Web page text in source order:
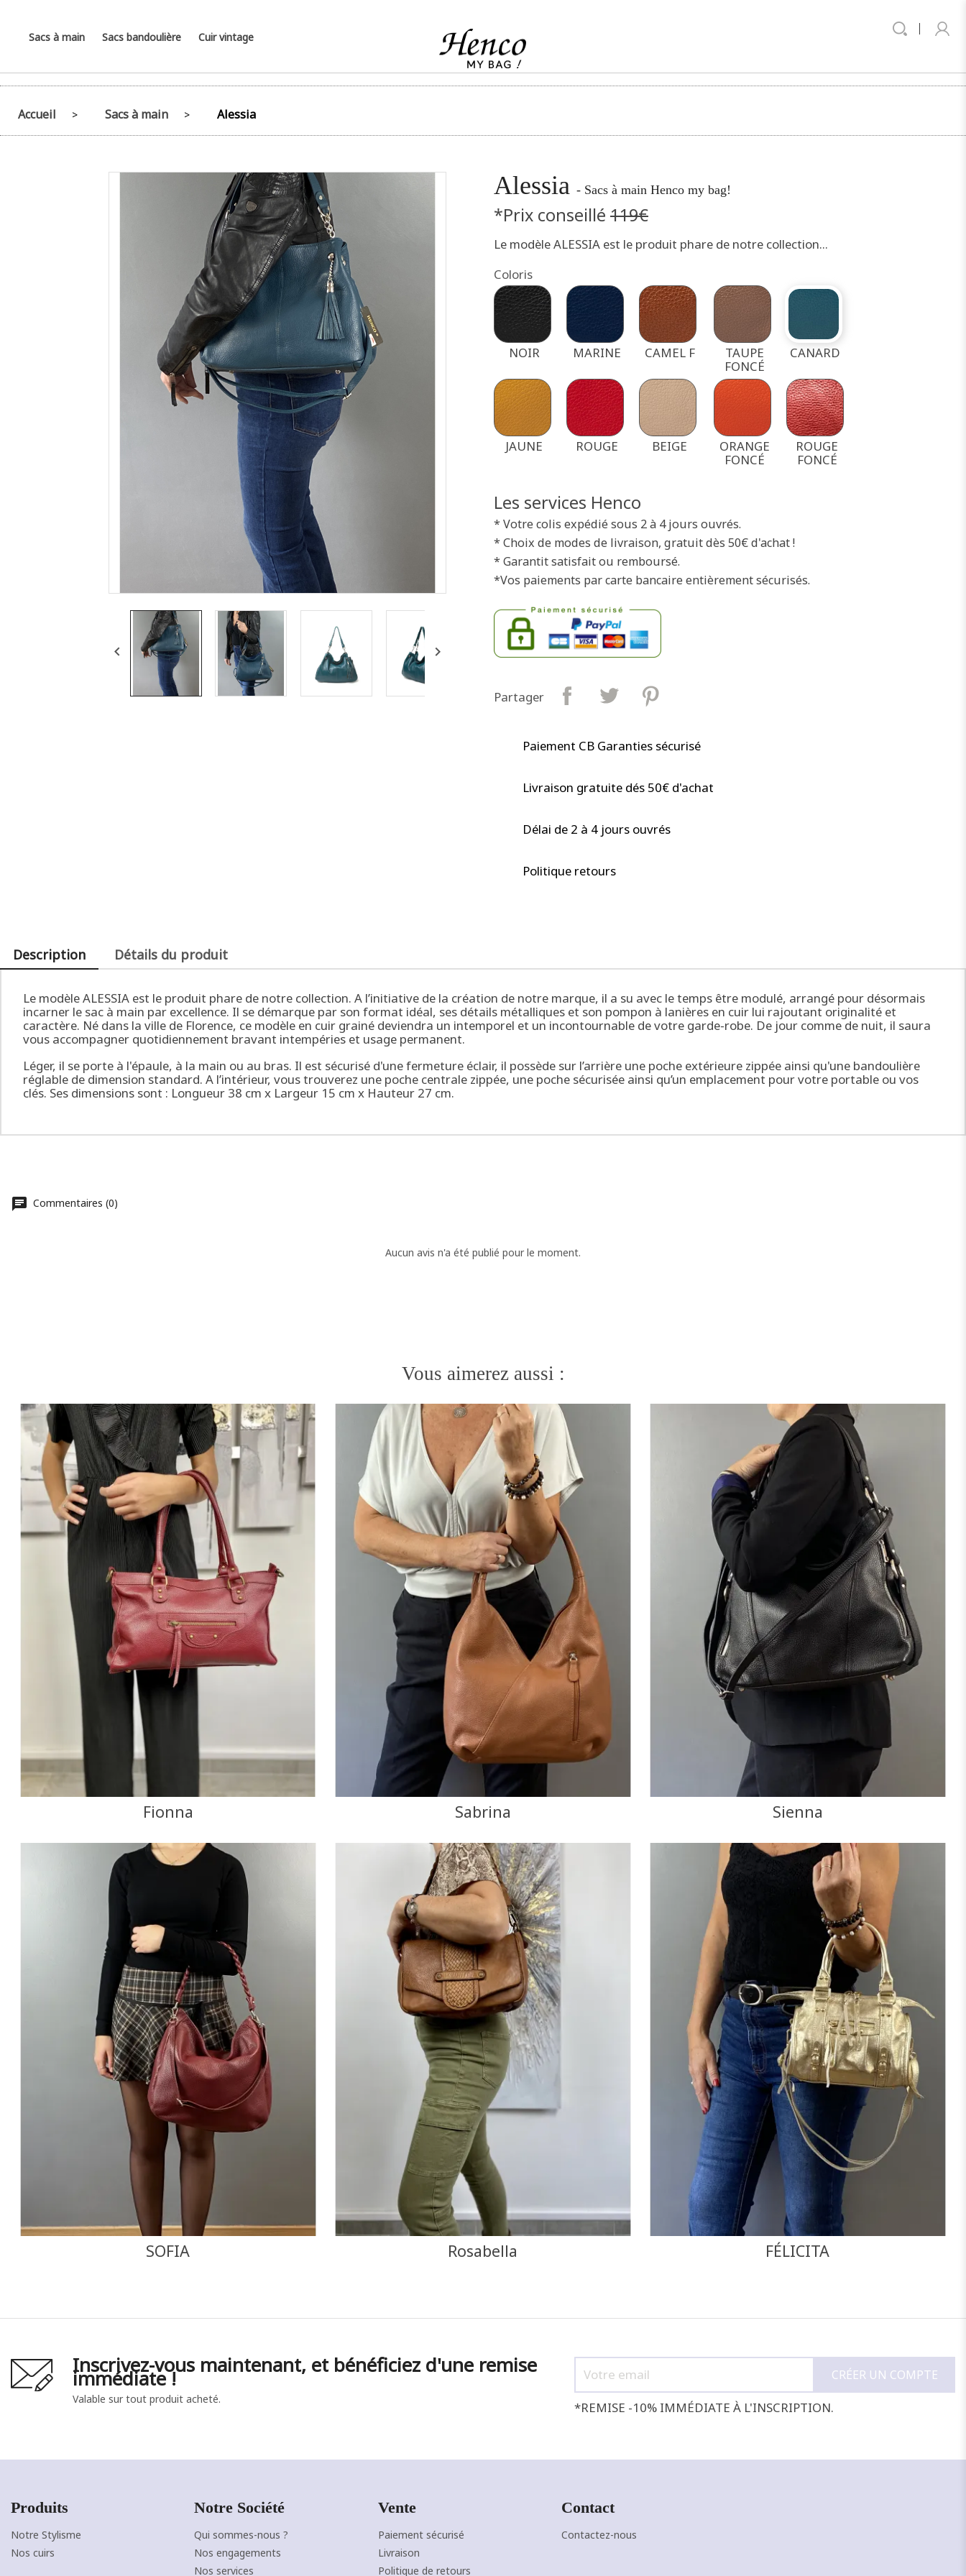
Sacs à main Sacs bandoulière Cuir vintage
Accueil Sacs à main Alessia
 
Alessia - Sacs à main Henco my bag!
*Prix conseillé 119€
Le modèle ALESSIA est le produit phare de notre collection...
Coloris
NOIR MARINE CAMEL F
TAUPE
FONCÉ
CANARD
JAUNE ROUGE BEIGE
ORANGE
FONCÉ
ROUGE
FONCÉ
Les services Henco
* Votre colis expédié sous 2 à 4 jours ouvrés.
* Choix de modes de livraison, gratuit dès 50€ d'achat !
* Garantit satisfait ou remboursé.
*Vos paiements par carte bancaire entièrement sécurisés.
Partager
Paiement CB Garanties sécurisé
Livraison gratuite dés 50€ d'achat
Délai de 2 à 4 jours ouvrés
Politique retours
Description Détails du produit
Le modèle ALESSIA est le produit phare de notre collection. A l’initiative de la création de notre marque, il a su avec le temps être modulé, arrangé pour désormais
incarner le sac à main par excellence. Il se démarque par son format idéal, ses détails métalliques et son pompon à lanières en cuir lui rajoutant originalité et
caractère. Né dans la ville de Florence, ce modèle en cuir grainé deviendra un intemporel et un incontournable de votre garde-robe. De jour comme de nuit, il saura
vous accompagner quotidiennement bravant intempéries et usage permanent.
Léger, il se porte à l'épaule, à la main ou au bras. Il est sécurisé d'une fermeture éclair, il possède sur l’arrière une poche extérieure zippée ainsi qu'une bandoulière
réglable de dimension standard. A l’intérieur, vous trouverez une poche centrale zippée, une poche sécurisée ainsi qu’un emplacement pour votre portable ou vos
clés. Ses dimensions sont : Longueur 38 cm x Largeur 15 cm x Hauteur 27 cm.
Commentaires (0)
Aucun avis n'a été publié pour le moment.
Vous aimerez aussi :
NOIRBORDEAUX
J'ajoute à mon panier !
Vue rapide
Fionna
NOIRCAMEL
F
CANARD
JAUNEROUGE
J'ajoute à mon panier !
Sabrina
NOIRMARINEBORDEAUX
CAMEL
J'ajoute à mon panier ! Vue rapide
Sienna
MARINEBORDEAUX
Vue rapide
SOFIA
J'ajoute à mon panier !
Rosabella FÉLICITA
Inscrivez-vous maintenant, et bénéficiez d'une remise
immédiate !
Valable sur tout produit acheté.
*REMISE -10% IMMÉDIATE À L'INSCRIPTION.
Produits
Notre Stylisme
Nos cuirs
Notre Société
Qui sommes-nous ?
Nos engagements
Nos services
Vente
Paiement sécurisé
Livraison
Politique de retours
Contact
Contactez-nous